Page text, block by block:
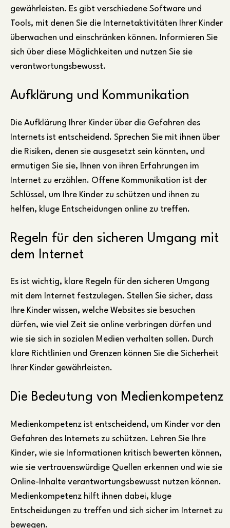
gewährleisten. Es gibt verschiedene Software und
Tools, mit denen Sie die Internetaktivitäten Ihrer Kinder
überwachen und einschränken können. Informieren Sie
sich über diese Möglichkeiten und nutzen Sie sie
verantwortungsbewusst.
Aufklärung und Kommunikation
Die Aufklärung Ihrer Kinder über die Gefahren des
Internets ist entscheidend. Sprechen Sie mit ihnen über
die Risiken, denen sie ausgesetzt sein könnten, und
ermutigen Sie sie, Ihnen von ihren Erfahrungen im
Internet zu erzählen. Offene Kommunikation ist der
Schlüssel, um Ihre Kinder zu schützen und ihnen zu
helfen, kluge Entscheidungen online zu treffen.
Regeln für den sicheren Umgang mit
dem Internet
Es ist wichtig, klare Regeln für den sicheren Umgang
mit dem Internet festzulegen. Stellen Sie sicher, dass
Ihre Kinder wissen, welche Websites sie besuchen
dürfen, wie viel Zeit sie online verbringen dürfen und
wie sie sich in sozialen Medien verhalten sollen. Durch
klare Richtlinien und Grenzen können Sie die Sicherheit
Ihrer Kinder gewährleisten.
Die Bedeutung von Medienkompetenz
Medienkompetenz ist entscheidend, um Kinder vor den
Gefahren des Internets zu schützen. Lehren Sie Ihre
Kinder, wie sie Informationen kritisch bewerten können,
wie sie vertrauenswürdige Quellen erkennen und wie sie
Online-Inhalte verantwortungsbewusst nutzen können.
Medienkompetenz hilft ihnen dabei, kluge
Entscheidungen zu treffen und sich sicher im Internet zu
bewegen.